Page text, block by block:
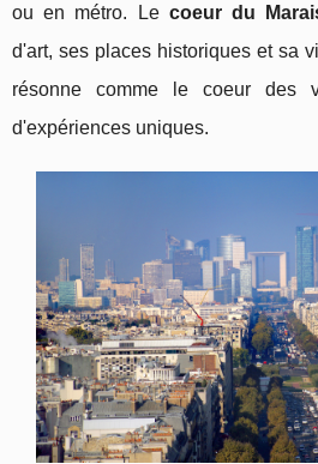
ou en métro. Le coeur du
d'art, ses places historiques et sa
résonne comme le coeur des
d'expériences uniques.